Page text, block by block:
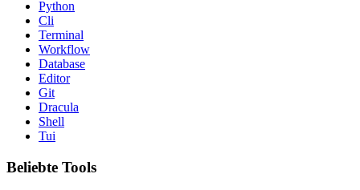
Python
Cli
Terminal
Workflow
Database
Editor
Git
Dracula
Shell
Tui
Beliebte Tools